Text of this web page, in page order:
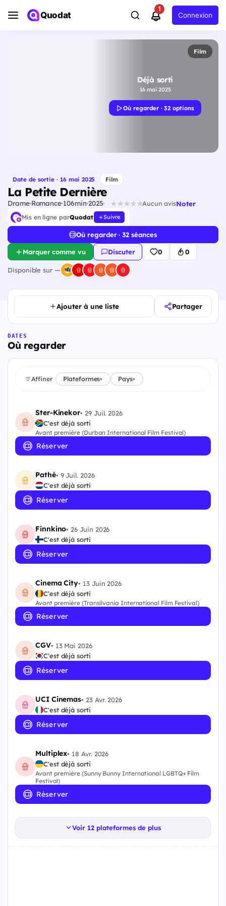
Quodat
1
Connexion
Film
Déjà sorti
16 mai 2025
Où regarder · 32 options
Date de sortie · 16 mai 2025 Film
La Petite Dernière
DrameRomance 106min 2025 Aucun avisNoter
Mis en ligne parQuodat Suivre
Où regarder · 32 séances
Marquer comme vu Discuter 0 0
Disponible sur —
Ajouter à une liste Partager
DATES
Où regarder
Affiner Plateformes▾ Pays▾
Ster-Kinekor• 29 Juil. 2026
C'est déjà sorti
Avant première (Durban International Film Festival)
Réserver
Pathé• 9 Juil. 2026
C'est déjà sorti
Réserver
Finnkino• 26 Juin 2026
C'est déjà sorti
Réserver
Cinema City• 13 Juin 2026
C'est déjà sorti
Avant première (Transilvania International Film Festival)
Réserver
CGV• 13 Mai 2026
C'est déjà sorti
Réserver
UCI Cinemas• 23 Avr. 2026
C'est déjà sorti
Réserver
Multiplex• 18 Avr. 2026
C'est déjà sorti
Avant première (Sunny Bunny International LGBTQ+ Film
Festival)
Réserver
Voir 12 plateformes de plus